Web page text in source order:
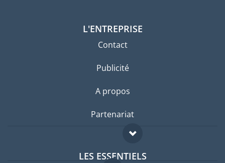
L'ENTREPRISE
Contact
Publicité
A propos
Partenariat
LES ESSENTIELS